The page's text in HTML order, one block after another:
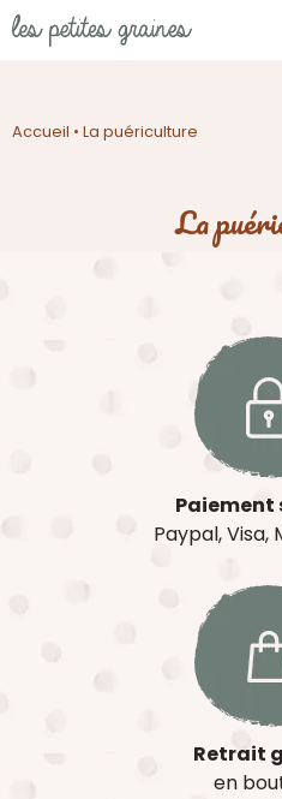
Accueil • La puériculture
La
Paiement
Paypal,
Retrait
en